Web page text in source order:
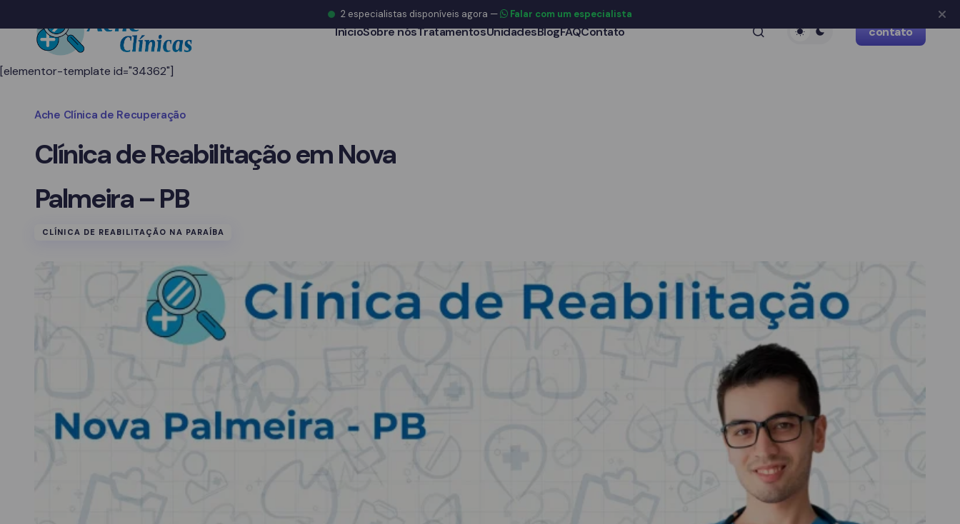
InícioSobre nósTratamentosUnidadesBlogFAQContato contato
[elementor-template id="34362"]
Ache Clínica de Recuperação
Clínica de Reabilitação em Nova
Palmeira – PB
CLÍNICA DE REABILITAÇÃO NA PARAÍBA
2especialistas disponíveis agora — Falar com um especialista